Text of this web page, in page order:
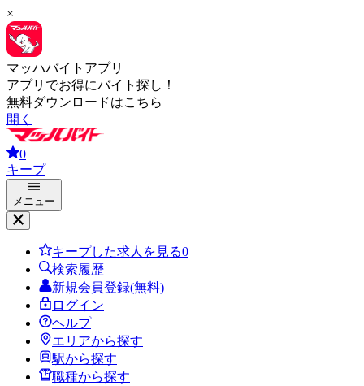
×
マッハバイトアプリ
アプリでお得にバイト探し！
無料ダウンロードはこちら
開く
0
キープ
メニュー
キープした求人を見る0
検索履歴
新規会員登録(無料)
ログイン
ヘルプ
エリアから探す
駅から探す
職種から探す